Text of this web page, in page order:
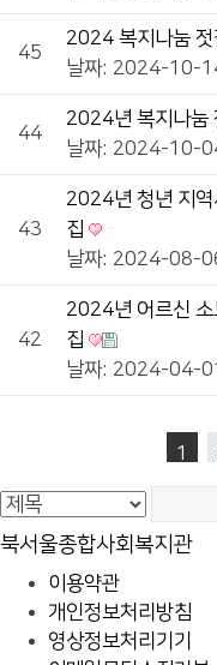
45
2024 복지나눔 젓
날짜: 2024-10-
44
2024년 복지나눔
날짜: 2024-10-
43
2024년 청년 지
집
날짜: 2024-08-
42
2024년 어르신 소
집
날짜: 2024-04-
1
북서울종합사회복지관
이용약관
개인정보처리방침
영상정보처리기기